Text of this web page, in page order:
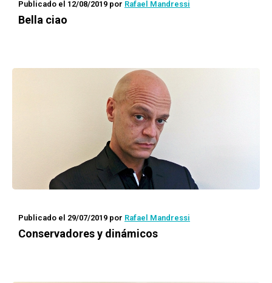
Publicado el 12/08/2019 por Rafael Mandressi
Bella ciao
Publicado el 29/07/2019 por Rafael Mandressi
Conservadores y dinámicos